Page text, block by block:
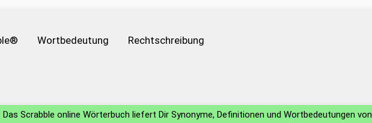
Wortbedeutung Rechtschreibung
Das Scrabble online Wörterbuch liefert Dir Synonyme, Definitionen und Wortbedeutungen von